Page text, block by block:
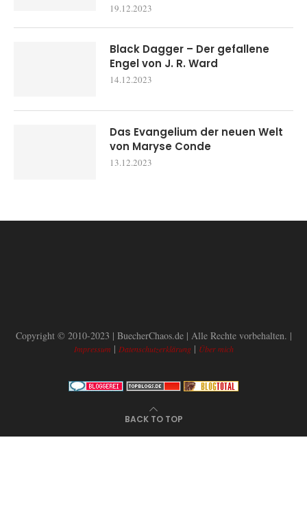
19.12.2023
Black Dagger – Der gefallene
Engel von J. R. Ward
14.12.2023
Das Evangelium der neuen Welt
von Maryse Conde
13.12.2023
Copyright © 2010-2023 | BuecherChaos.de | Alle Rechte vorbehalten. |
Impressum | Datenschutzerklärung| Über mich
BACK TO TOP